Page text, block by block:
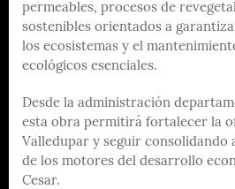
permeables, procesos de
sostenibles orientados a
los ecosistemas y el
ecológicos esenciales.
Desde la administración
esta obra permitirá fortalecer la
Valledupar y seguir consolidando
de los motores del desarrollo
Cesar.